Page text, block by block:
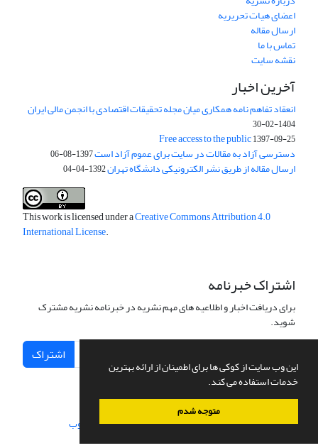
این وب سایت از کوکی ها برای اطمینان از ارائه بهترین
خدمات استفاده می کند.
متوجه شدم
اعضای هیات تحریریه
ارسال مقاله
تماس با ما
نقشه سایت
آخرین اخبار
انعقاد تفاهم نامه همکاری میان مجله تحقیقات اقتصادی با انجمن مالی ایران
1404-02-30
Free access to the public1397-09-25
دسترسی آزاد به مقالات در سایت برای عموم آزاد است1397-08-06
ارسال مقاله از طریق نشر الکترونیکی دانشگاه تهران1392-04-04
This work is licensed under aCreative Commons Attribution 4.0
International License.
اشتراک خبرنامه
برای دریافت اخبار و اطلاعیه های مهم نشریه در خبرنامه نشریه مشترک
شوید.
اشتراک
سامانه مدیریت نشریات علمی.طراحی و پیاده سازی از سیناوب